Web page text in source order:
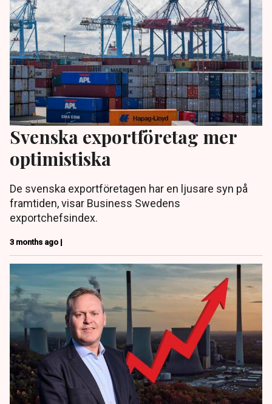
Svenska exportföretag mer
optimistiska
De svenska exportföretagen har en ljusare syn på
framtiden, visar Business Swedens
exportchefsindex.
3 months ago |